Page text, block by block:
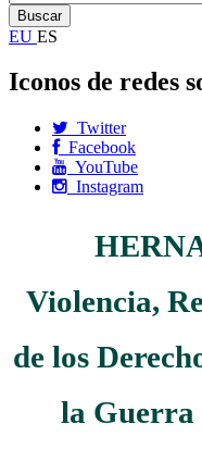
EU ES
Iconos de redes
Twitter
Facebook
YouTube
Instagram
Violencia,
de los
la